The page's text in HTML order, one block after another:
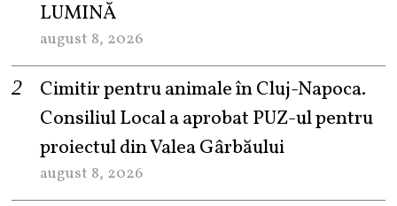
LUMINĂ
august 8, 2026
Cimitir pentru animale în Cluj-Napoca.
Consiliul Local a aprobat PUZ-ul pentru
proiectul din Valea Gârbăului
august 8, 2026